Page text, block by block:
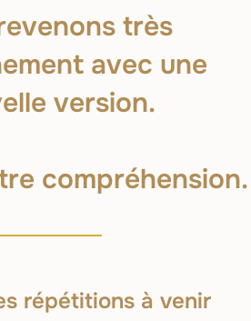
très
avec une
version.
compréhension.
répétitions à venir